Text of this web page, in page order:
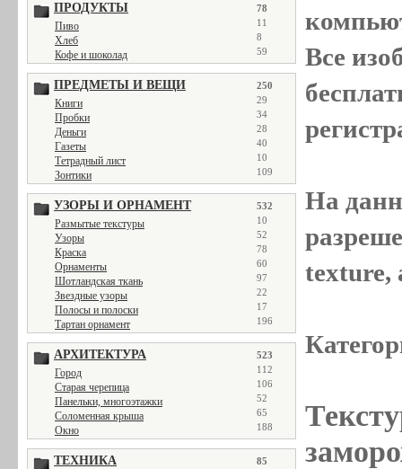
ПРОДУКТЫ 78
Пиво 11
Хлеб 8
Кофе и шоколад 59
ПРЕДМЕТЫ И ВЕЩИ 250
Книги 29
Пробки 34
Деньги 28
Газеты 40
Тетрадный лист 10
Зонтики 109
УЗОРЫ И ОРНАМЕНТ 532
Размытые текстуры 10
Узоры 52
Краска 78
Орнаменты 60
Шотландская ткань 97
Звездные узоры 22
Полосы и полоски 17
Тартан орнамент 196
АРХИТЕКТУРА 523
Город 112
Старая черепица 106
Панельки, многоэтажки 52
Соломенная крыша 65
Окно 188
ТЕХНИКА 85
Все
На
texture,